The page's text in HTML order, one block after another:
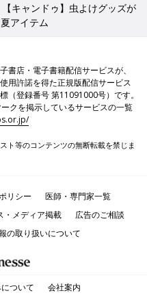
【キャンドゥ】虫よけグッズが
アイテム
書店・電子書籍配信サービスが、
用許諾を得た正規版配信サービス
（登録番号 第11091000号）です。
クを掲示しているサービスの一覧
ト等のコンテンツの無断転載を禁じま
リシー
医師・専門家一覧
・メディア掲載
広告のご相談
の取り扱いについて
ついて 会社案内